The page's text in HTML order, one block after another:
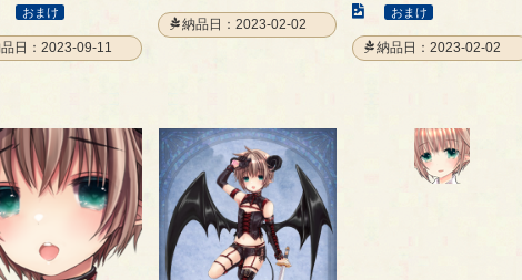
こ
の
イ
ト
の
ペ
ー
ジ
おまけ
日：2023-09-11
の
イ
の
ペ
ー
ジ
納品日：2023-02-02
こ
の
イ
おまけ
納品日：2023-02-02